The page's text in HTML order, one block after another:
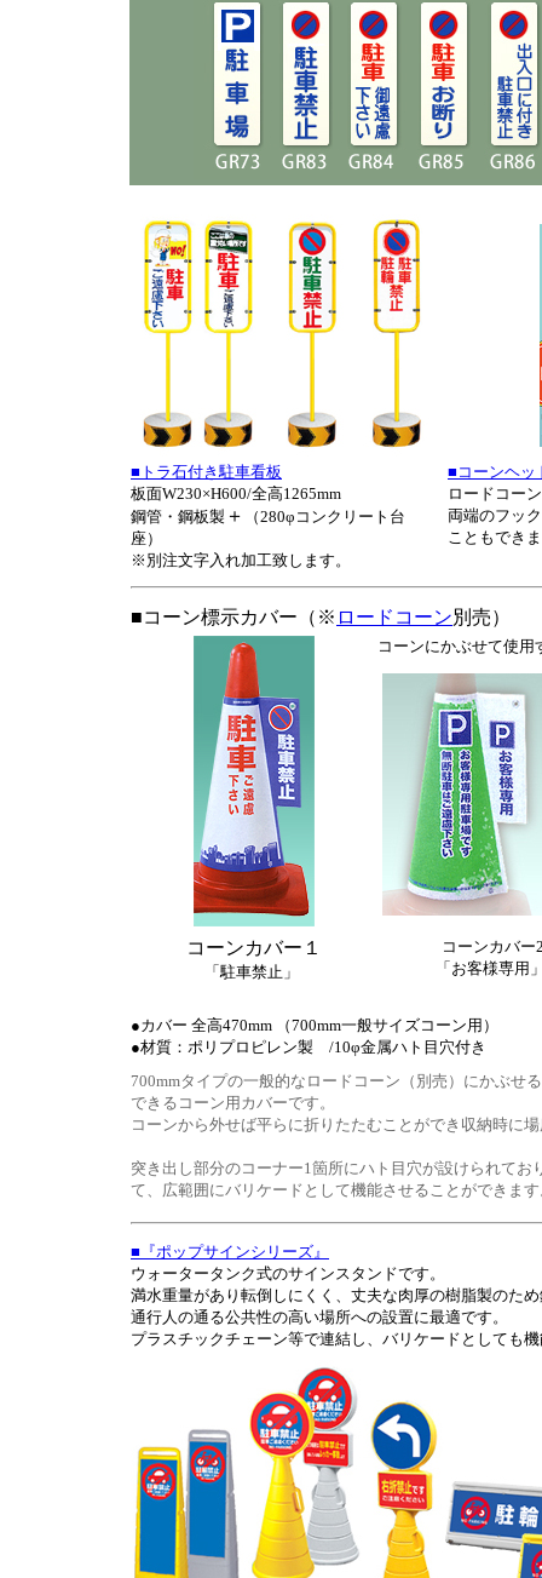
■トラ石付き駐車看板
板面W230×H600/全高1265mm
鋼管・鋼板製 ＋
（280φコンクリート台
座）
※別注文字入れ加工致します。
■コーンヘッ
ロードコー
両端のフッ
こともでき
■コーン標示カバー（※ ロードコーン別売）
コーンにかぶせて使
コーンカバー１
「駐車禁止」
コーンカバー
「お客様専用
●カバー 全高470mm （700mm一般サイズコーン用）
●材質：ポリプロピレン製 /10φ金属ハト目穴付き
700mmタイプの一般的なロードコーン（別売）にかぶせ
できるコーン用カバーです。
コーンから外せば平らに折りたたむことができ収納時に
突き出し部分のコーナー1箇所にハト目穴が設けられて
て、広範囲にバリケードとして機能させることができま
■『ポップサインシリーズ』
ウォータータンク式のサインスタンドです。
満水重量があり転倒しにくく、丈夫な肉厚の樹脂製のた
通行人の通る公共性の高い場所への設置に最適です。
プラスチックチェーン等で連結し、バリケードとしても